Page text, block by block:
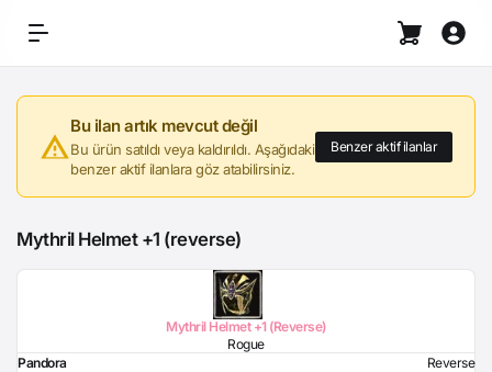
Bu ilan artık mevcut değil
Bu ürün satıldı veya kaldırıldı. Aşağıdaki
benzer aktif ilanlara göz atabilirsiniz.
Benzer aktif ilanlar
Mythril Helmet +1 (reverse)
Mythril Helmet +1 (Reverse)
Rogue
Pandora
Reverse